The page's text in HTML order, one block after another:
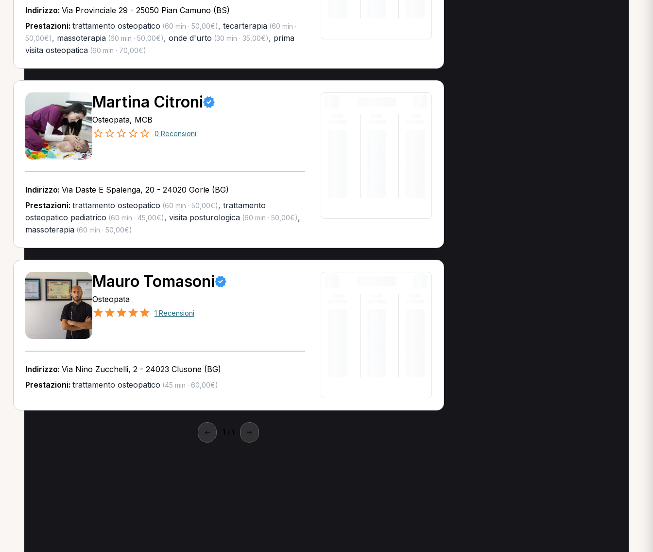
Indirizzo: Via Provinciale 29 - 25050 Pian Camuno (BS)
Prestazioni: trattamento osteopatico (60 min · 50,00€), tecarterapia(60 min ·
50,00€), massoterapia(60 min · 50,00€), onde d'urto (30 min · 35,00€), prima
visita osteopatica(60 min · 70,00€)
Martina Citroni
Osteopata, MCB
0 Recensioni
Indirizzo: Via Daste E Spalenga, 20 - 24020 Gorle (BG)
Prestazioni: trattamento osteopatico (60 min · 50,00€), trattamento
osteopatico pediatrico (60 min · 45,00€), visita posturologica(60 min · 50,00€),
massoterapia(60 min · 50,00€)
Mauro Tomasoni
Osteopata
1 Recensioni
Indirizzo: Via Nino Zucchelli, 2 - 24023 Clusone (BG)
Prestazioni: trattamento osteopatico (45 min · 60,00€)
← 1 / 1 →